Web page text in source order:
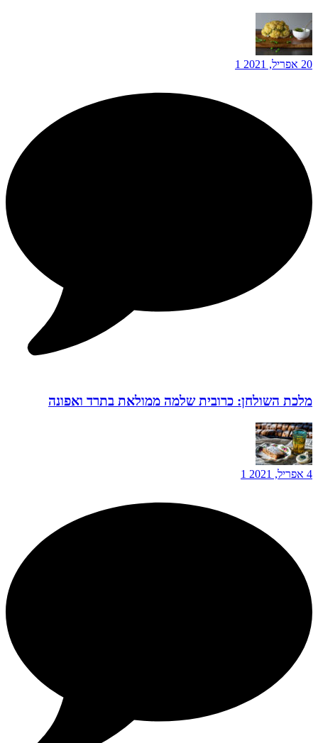
20 אפריל, 2021 1
מלכת השולחן: כרובית שלמה ממולאת בתרד ואפונה
4 אפריל, 2021 1